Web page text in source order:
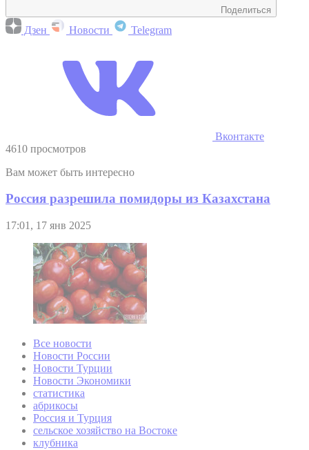
Поделиться
Дзен Новости Telegram
Вконтакте
4610 просмотров
Вам может быть интересно
Россия разрешила помидоры из Казахстана
17:01, 17 янв 2025
Все новости
Новости России
Новости Турции
Новости Экономики
статистика
абрикосы
Россия и Турция
сельское хозяйство на Востоке
клубника